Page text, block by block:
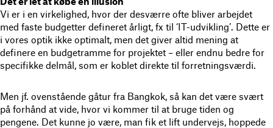
Vi er i en virkelighed, hvor der desværre ofte bliver arbejdet
med faste budgetter defineret årligt, fx til ‘IT-udvikling’. Dette er
i vores optik ikke optimalt, men det giver altid mening at
definere en budgetramme for projektet – eller endnu bedre for
specifikke delmål, som er koblet direkte til forretningsværdi.
Men jf. ovenstående gåtur fra Bangkok, så kan det være svært
på forhånd at vide, hvor vi kommer til at bruge tiden og
pengene. Det kunne jo være, man fik et lift undervejs, hoppede